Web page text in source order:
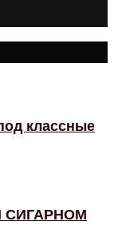
классные
СИГАРНОМ